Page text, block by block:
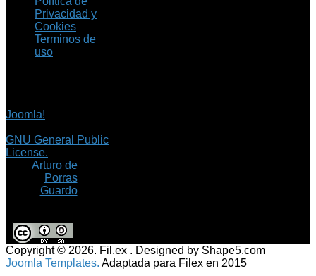
Privacidad y
Cookies
Terminos de
uso
Joomla!
GNU General Public
License.
Arturo de
Porras
Guardo
Copyright © 2026. Fil.ex . Designed by Shape5.com
Joomla Templates. Adaptada para Filex en 2015